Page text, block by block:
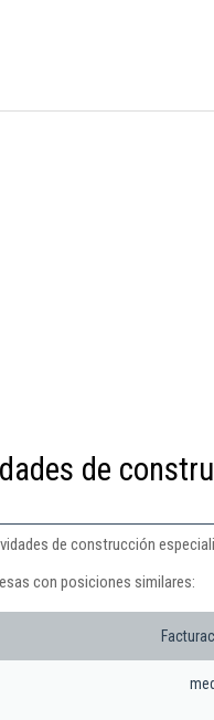
de
de construcción
con posiciones similares: